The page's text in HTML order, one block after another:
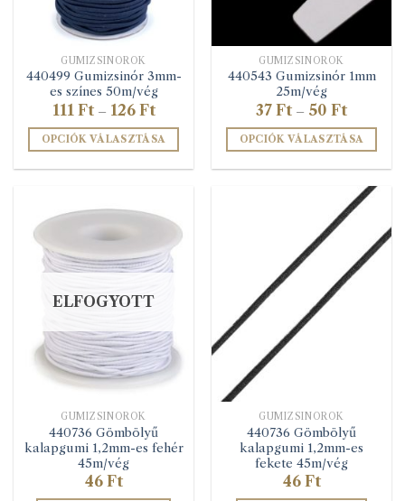
GUMIZSINÓROK
440499 Gumizsinór 3mm-
es színes 50m/vég
111 Ft – 126 FtÁrtartomány:
111 Ft
-
126 Ft
OPCIÓK VÁLASZTÁSA
variációja
van.
A
változatok
a
termékoldalon
választhatók
ki
GUMIZSINÓROK
440543 Gumizsinór 1mm
25m/vég
37 Ft – 50 Ft
37 Ft
-
50 Ft
OPCIÓK VÁLASZTÁSA
terméknek
variációja
van.
változatok
a
termékoldalon
ELFOGYOTT
GUMIZSINÓROK
440736 Gömbölyű
kalapgumi 1,2mm-es fehér
45m/vég
46 Ft
GUMIZSINÓROK
440736 Gömbölyű
kalapgumi 1,2mm-es
fekete 45m/vég
46 Ft